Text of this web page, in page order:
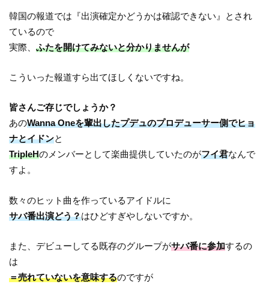
韓国の報道では『出演確定かどうかは確認できない』とされ
ているので
実際、ふたを開けてみないと分かりませんが
こういった報道すら出てほしくないですね。
皆さんご存じでしょうか？
あのWanna Oneを輩出したプデュのプロデューサー側でヒョ
ナとイドンと
TripleHのメンバーとして楽曲提供していたのがフイ君なんで
すよ。
数々のヒット曲を作っているアイドルに
サバ番出演どう？はひどすぎやしないですか。
また、デビューしてる既存のグループがサバ番に参加するの
は
＝売れていないを意味するのですが